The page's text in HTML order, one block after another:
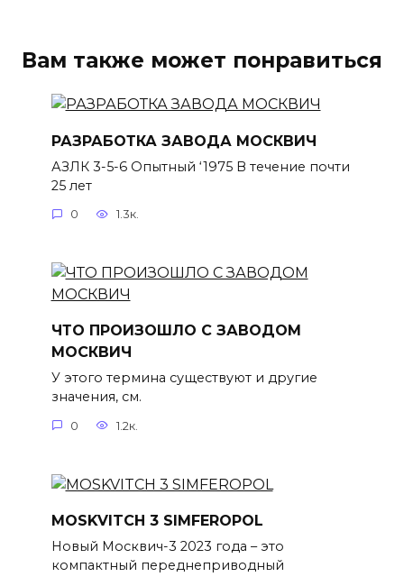
Вам также может понравиться
РАЗРАБОТКА ЗАВОДА МОСКВИЧ
АЗЛК 3-5-6 Опытный ‘1975 В течение почти
25 лет
0 1.3к.
ЧТО ПРОИЗОШЛО С ЗАВОДОМ
МОСКВИЧ
У этого термина существуют и другие
значения, см.
0 1.2к.
MOSKVITCH 3 SIMFEROPOL
Новый Москвич-3 2023 года – это
компактный переднеприводный